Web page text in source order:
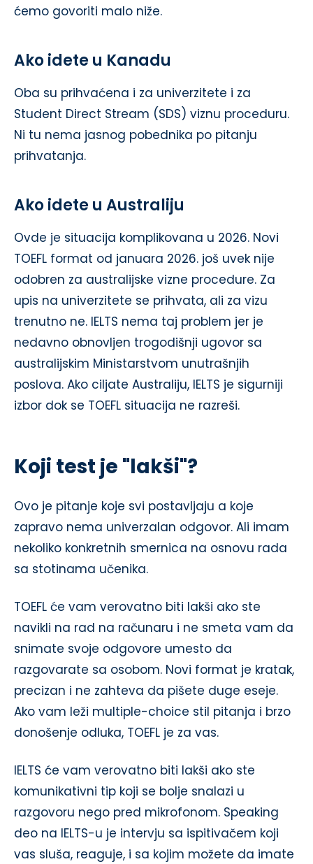
ćemo govoriti malo niže.
Ako idete u Kanadu
Oba su prihvaćena i za univerzitete i za
Student Direct Stream (SDS) viznu proceduru.
Ni tu nema jasnog pobednika po pitanju
prihvatanja.
Ako idete u Australiju
Ovde je situacija komplikovana u 2026. Novi
TOEFL format od januara 2026. još uvek nije
odobren za australijske vizne procedure. Za
upis na univerzitete se prihvata, ali za vizu
trenutno ne. IELTS nema taj problem jer je
nedavno obnovljen trogodišnji ugovor sa
australijskim Ministarstvom unutrašnjih
poslova. Ako ciljate Australiju, IELTS je sigurniji
izbor dok se TOEFL situacija ne razreši.
Koji test je "lakši"?
Ovo je pitanje koje svi postavljaju a koje
zapravo nema univerzalan odgovor. Ali imam
nekoliko konkretnih smernica na osnovu rada
sa stotinama učenika.
TOEFL će vam verovatno biti lakši ako ste
navikli na rad na računaru i ne smeta vam da
snimate svoje odgovore umesto da
razgovarate sa osobom. Novi format je kratak,
precizan i ne zahteva da pišete duge eseje.
Ako vam leži multiple-choice stil pitanja i brzo
donošenje odluka, TOEFL je za vas.
IELTS će vam verovatno biti lakši ako ste
komunikativni tip koji se bolje snalazi u
razgovoru nego pred mikrofonom. Speaking
deo na IELTS-u je intervju sa ispitivačem koji
vas sluša, reaguje, i sa kojim možete da imate